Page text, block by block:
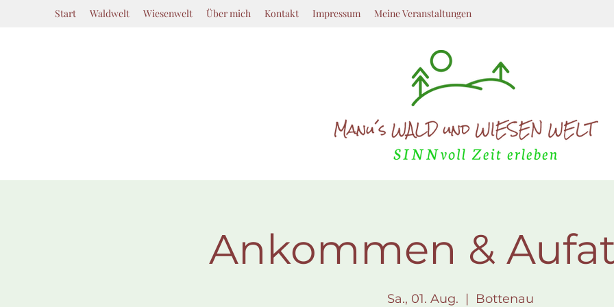
Start Waldwelt Wiesenwelt Über mich Kontakt Impressum Meine Veranstaltungen
Ankommen &
Sa., 01. Aug.
  |
Bottenau